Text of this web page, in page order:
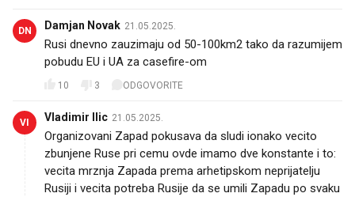
DN Damjan Novak 21.05.2025.
Rusi dnevno zauzimaju od 50-100km2 tako da razumijem
pobudu EU i UA za casefire-om 😉
10 3 ODGOVORITE
VI Vladimir Ilic 21.05.2025.
Organizovani Zapad pokusava da sludi ionako vecito
zbunjene Ruse pri cemu ovde imamo dve konstante i to:
vecita mrznja Zapada prema arhetipskom neprijatelju
Rusiji i vecita potreba Rusije da se umili Zapadu po svaku